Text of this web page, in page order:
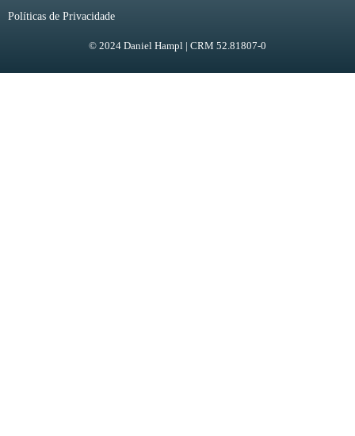
Políticas de Privacidade
© 2024 Daniel Hampl | CRM 52.81807-0